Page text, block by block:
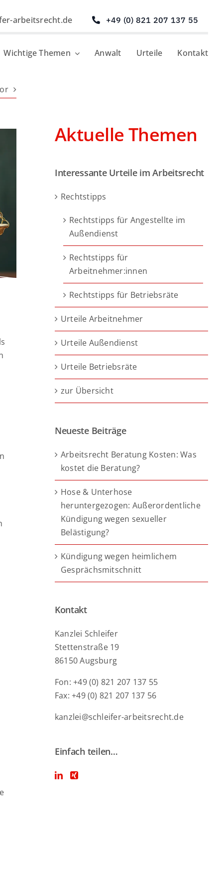
arbeitsrecht.de +49 (0) 821 207 137 55
Wichtige Themen Anwalt Urteile Kontakt
Aktuelle Themen
Interessante Urteile im Arbeitsrecht
Rechtstipps
Rechtstipps für Angestellte im
Außendienst
Rechtstipps für
Arbeitnehmer:innen
Rechtstipps für Betriebsräte
Urteile Arbeitnehmer
Urteile Außendienst
Urteile Betriebsräte
zur Übersicht
Neueste Beiträge
Arbeitsrecht Beratung Kosten: Was
kostet die Beratung?
Hose & Unterhose
heruntergezogen: Außerordentliche
Kündigung wegen sexueller
Belästigung?
Kündigung wegen heimlichem
Gesprächsmitschnitt
Kontakt
Kanzlei Schleifer
Stettenstraße 19
86150 Augsburg
Fon: +49 (0) 821 207 137 55
Fax: +49 (0) 821 207 137 56
kanzlei@schleifer-arbeitsrecht.de
Einfach teilen…